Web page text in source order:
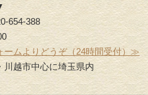
654-388
ームよりどうぞ（24時間受付）≫
川越市中心に埼玉県内